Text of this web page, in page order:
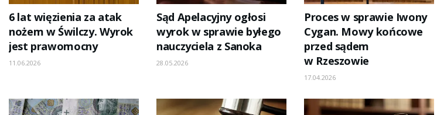
6 lat więzienia za atak
nożem w Świlczy. Wyrok
jest prawomocny
11.06.2026
Sąd Apelacyjny ogłosi
wyrok w sprawie byłego
nauczyciela z Sanoka
28.05.2026
Proces w sprawie Iwony
Cygan. Mowy końcowe
przed sądem
w Rzeszowie
17.04.2026